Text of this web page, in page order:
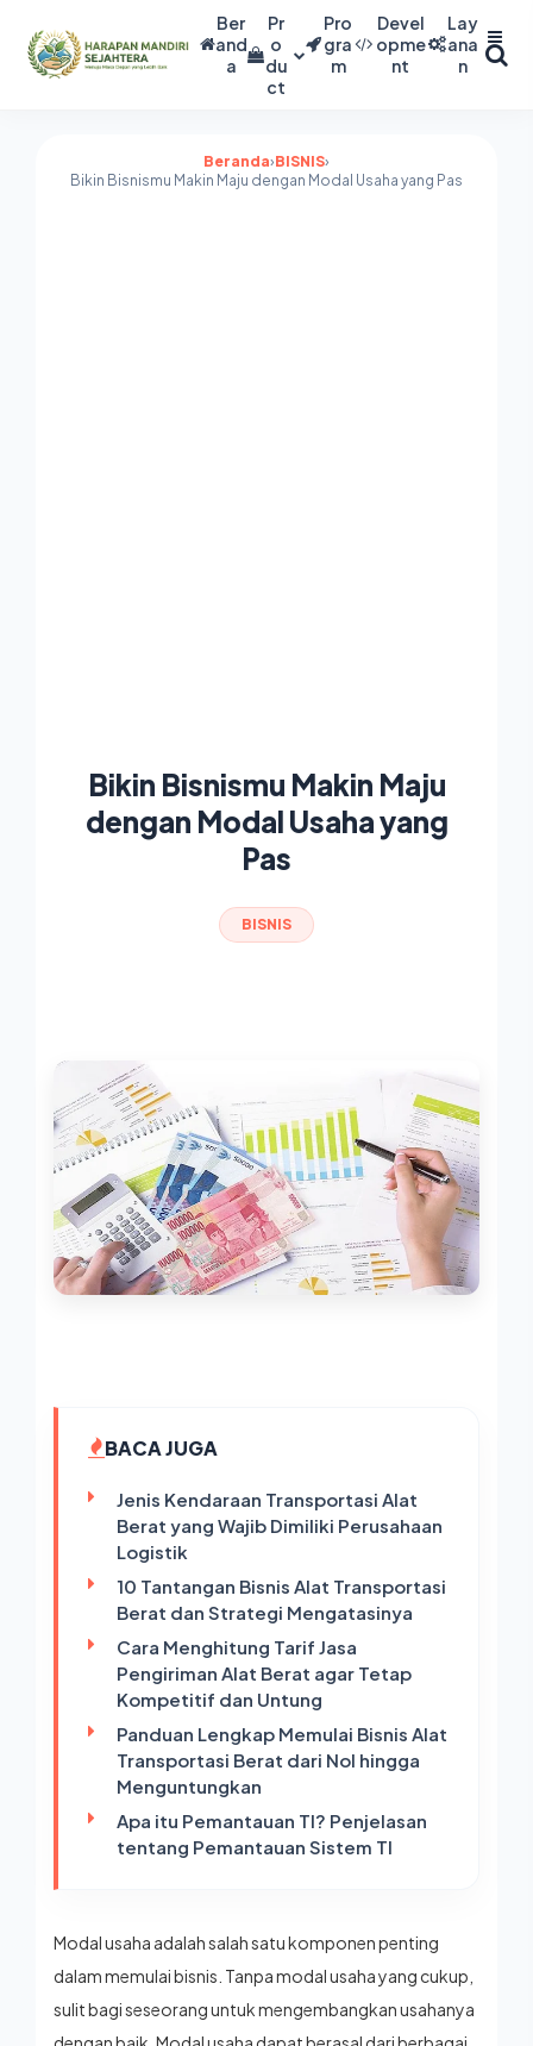
Ber
and
a
Pr
o
du
ct
Pro
gra
m
Devel
opme
nt
Lay
ana
n
Beranda›BISNIS›
Bikin Bisnismu Makin Maju dengan Modal Usaha yang Pas
Bikin Bisnismu Makin Maju
dengan Modal Usaha yang
Pas
BISNIS
BACA JUGA
Jenis Kendaraan Transportasi Alat
Berat yang Wajib Dimiliki Perusahaan
Logistik
10 Tantangan Bisnis Alat Transportasi
Berat dan Strategi Mengatasinya
Cara Menghitung Tarif Jasa
Pengiriman Alat Berat agar Tetap
Kompetitif dan Untung
Panduan Lengkap Memulai Bisnis Alat
Transportasi Berat dari Nol hingga
Menguntungkan
Apa itu Pemantauan TI? Penjelasan
tentang Pemantauan Sistem TI
Modal usaha adalah salah satu komponen penting
dalam memulai bisnis. Tanpa modal usaha yang cukup,
sulit bagi seseorang untuk mengembangkan usahanya